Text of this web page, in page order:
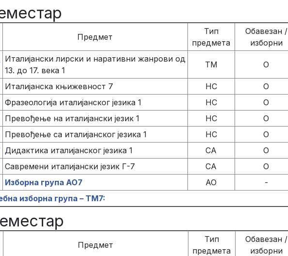
Предмет
Тип
предмета
Обавезан /
изборни
Италијански лирски и наративни жанрови од
13. до 17. века 1
ТМ О
Италијанска књижевност 7 НС О
Фразеологија италијанског језика 1 НС О
Превођење на италијански језик 1 НС О
Превођење са италијанског језика 1 НС О
Дидактика италијанског језика 1 СА О
Савремени италијански језик Г-7 СА О
Изборна група АО7
АО -
изборна група – ТМ7:
Предмет
Тип
предмета
Обавезан /
изборни